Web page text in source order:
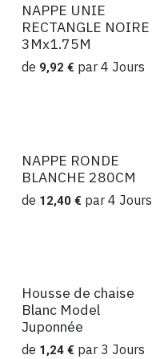
Location
NAPPE UNIE
RECTANGLE NOIRE
3Mx1.75M
de 9,92 € par 4 Jours
Location
NAPPE RONDE
BLANCHE 280CM
de 12,40 € par 4 Jours
Location
Housse de chaise
Blanc Model
Juponnée
de 1,24 € par 3 Jours